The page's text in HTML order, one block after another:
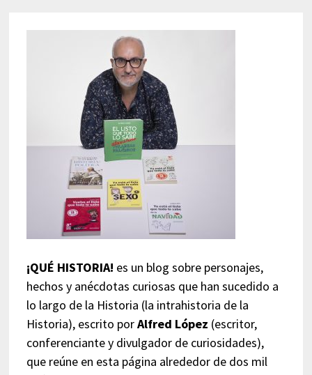
¡QUÉ HISTORIA! es un blog sobre personajes,
hechos y anécdotas curiosas que han sucedido a
lo largo de la Historia (la intrahistoria de la
Historia), escrito porAlfred López (escritor,
conferenciante y divulgador de curiosidades),
que reúne en esta página alrededor de dos mil